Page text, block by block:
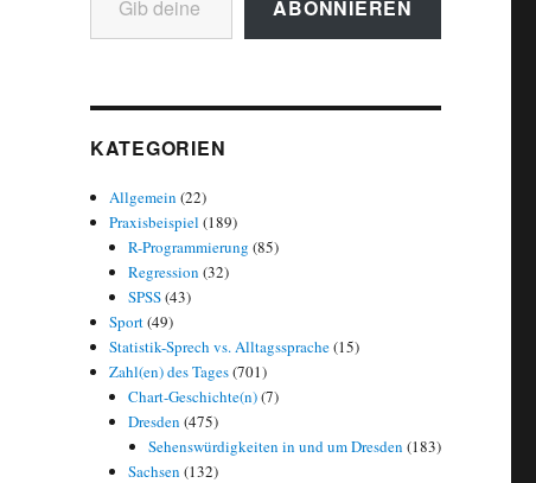
ABONNIEREN
KATEGORIEN
Allgemein (22)
Praxisbeispiel (189)
R-Programmierung (85)
Regression (32)
SPSS(43)
Sport(49)
Statistik-Sprech vs. Alltagssprache(15)
Zahl(en) des Tages(701)
Chart-Geschichte(n)(7)
Dresden (475)
Sehenswürdigkeiten in und um Dresden (183)
Sachsen (132)